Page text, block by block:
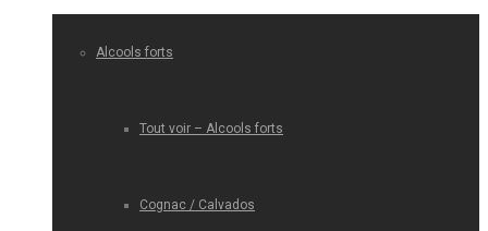
Alcools forts
Tout voir – Alcools forts
Cognac / Calvados